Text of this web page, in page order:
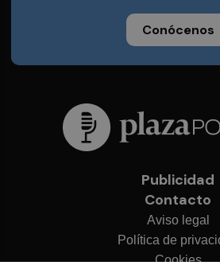
Conócenos
Publicidad
Contacto
Aviso legal
Política de
Cookies